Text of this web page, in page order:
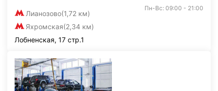
Лианозово(1,72 км)
Яхромская(2,34 км)
Пн-Вс: 09:00 - 21:00
Лобненская, 17 стр.1